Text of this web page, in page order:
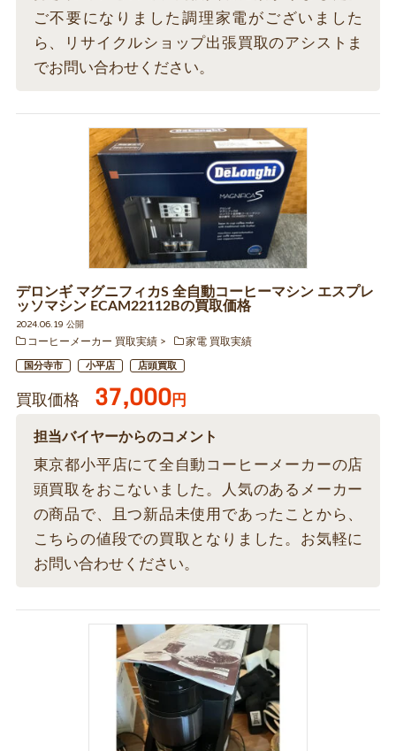
ご不要になりました調理家電がございました
ら、リサイクルショップ出張買取のアシストま
でお問い合わせください。
デロンギ マグニフィカS 全自動コーヒーマシン エスプレ
ッソマシン ECAM22112Bの買取価格
2024.06.19 公開
コーヒーメーカー 買取実績
家電 買取実績
国分寺市 小平店 店頭買取
買取価格 37,000円
担当バイヤーからのコメント
東京都小平店にて全自動コーヒーメーカーの店
頭買取をおこないました。人気のあるメーカー
の商品で、且つ新品未使用であったことから、
こちらの値段での買取となりました。お気軽に
お問い合わせください。